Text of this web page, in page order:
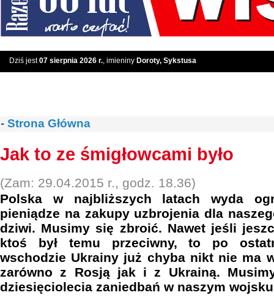
Dziś jest07 sierpnia 2026 r., imieniny Doroty, Sykstusa
- Strona Główna
Jak to ze śmigłowcami było
(Zam: 29.04.2015 r., godz. 18.36)
Polska w najbliższych latach wyda
pieniądze na zakupy uzbrojenia dla
dziwi. Musimy się zbroić. Nawet jeśli
ktoś był temu przeciwny, to po
wschodzie Ukrainy już chyba nikt nie ma
zarówno z Rosją jak i z Ukrainą.
dziesięciolecia zaniedbań w naszym